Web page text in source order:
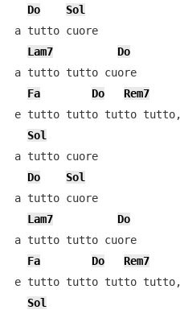
Do
Sol
a tutto cuore
Lam7
Do
a tutto tutto cuore
Fa
Do
Rem7
e tutto tutto tutto
Sol
a tutto cuore
Do
Sol
a tutto cuore
Lam7
Do
a tutto tutto cuore
Fa
Do
Rem7
e tutto tutto tutto
Sol